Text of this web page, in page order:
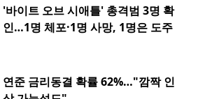
'바이트 오브 시애틀' 총격범 3명 확
인…1명 체포·1명 사망, 1명은 도주
연준 금리동결 확률 62%…"깜짝 인